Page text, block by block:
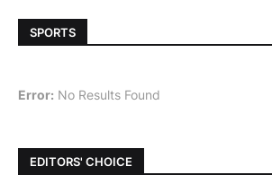
SPORTS
Error: No Results Found
EDITORS' CHOICE